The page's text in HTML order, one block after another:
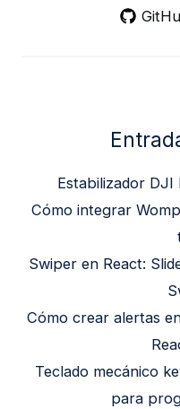
Estabilizador DJI
Cómo integrar
Swiper en React:
Cómo crear alertas
Teclado mecánico
para